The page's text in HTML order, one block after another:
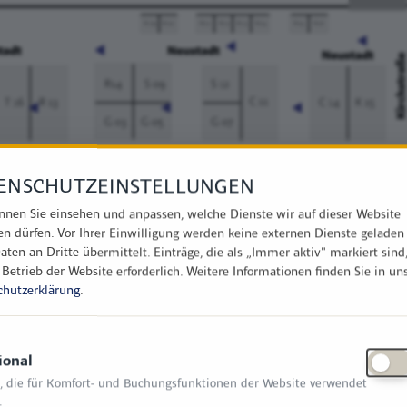
Sie einsehen und anpassen, welche Dienste wir auf dieser Website
dürfen. Vor Ihrer Einwilligung werden keine externen Dienste
an Dritte übermittelt. Einträge, die als „Immer aktiv" markiert
der Website erforderlich. Weitere Informationen finden Sie in
.
die für Komfort- und Buchungsfunktionen der Website verwendet